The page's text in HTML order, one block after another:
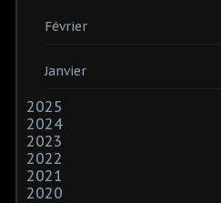
Février
Janvier
2025
2024
2023
2022
2021
2020